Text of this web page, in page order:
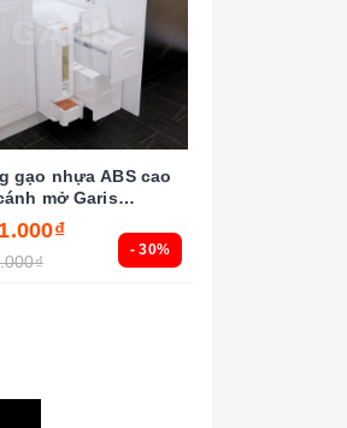
- 30%
gạo nhựa ABS cao
mở Garis